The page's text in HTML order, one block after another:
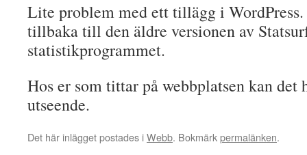
Lite problem med ett tillägg i
tillbaka till den äldre versionen av
statistikprogrammet.
Hos er som tittar på webbplatsen kan det
utseende.
Det här inlägget postades iWebb. Bokmärkpermalänken.